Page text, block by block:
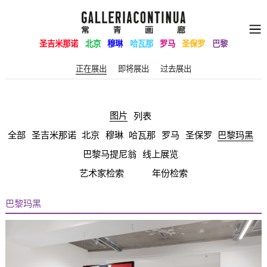
圣吉米那诺 北京 穆琳 哈瓦那 罗马 圣保罗 巴黎
正在展出 即将展出 过去展出
图片 列表
全部 圣吉米那诺 北京 穆琳 哈瓦那 罗马 圣保罗 巴黎玛黑
巴黎马提尼翁 线上展览
艺术家检索
年份检索